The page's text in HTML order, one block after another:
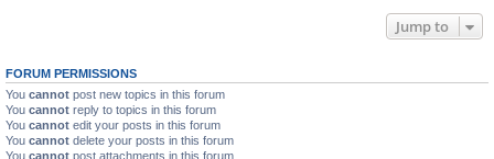
Jump to
FORUM PERMISSIONS
You cannot post new topics in this forum
You cannot reply to topics in this forum
You cannot edit your posts in this forum
You cannot delete your posts in this forum
You cannot post attachments in this forum